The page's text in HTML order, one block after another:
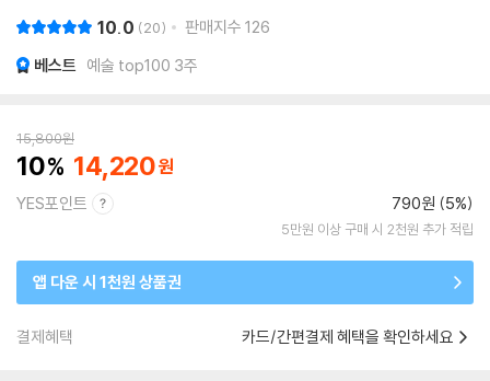
10.0 20 판매지수 126
베스트 예술 top100 3주
15,800원
10 14,220
YES포인트 790원 (5%)
5만원 이상 구매 시 2천원 추가 적립
앱 다운 시 1천원 상품권
결제혜택 카드/간편결제 혜택을 확인하세요